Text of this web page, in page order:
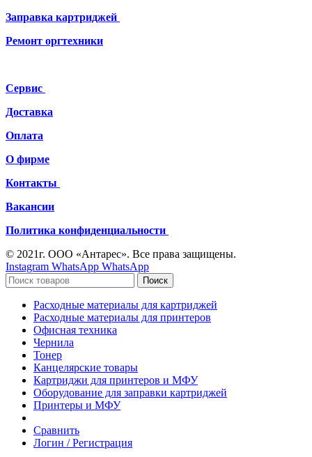
Заправка картриджей
Ремонт оргтехники
Сервис
Доставка
Оплата
О фирме
Контакты
Вакансии
Политика конфиденциальности
© 2021г. ООО «Антарес». Все права защищены.
Instagram WhatsApp WhatsApp
Поиск
Расходные материалы для картриджей
Расходные материалы для принтеров
Офисная техника
Чернила
Тонер
Канцелярские товары
Картриджи для принтеров и МФУ
Оборудование для заправки картриджей
Принтеры и МФУ
Сравнить
Логин / Регистрация